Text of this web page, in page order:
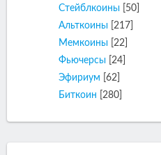
Стейблкоины
[50]
Альткоины [217]
Мемкоины [22]
Фьючерсы [24]
Эфириум
[62]
Биткоин
[280]